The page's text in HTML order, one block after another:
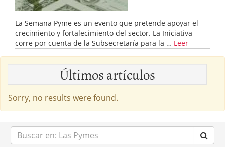
La Semana Pyme es un evento que pretende apoyar el
crecimiento y fortalecimiento del sector. La Iniciativa
corre por cuenta de la Subsecretaría para la … Leer
Últimos artículos
Sorry, no results were found.
Buscar
en: